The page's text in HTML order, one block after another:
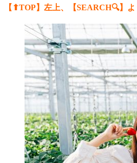
【⬆︎TOP】左上、【SEARCH🔍】